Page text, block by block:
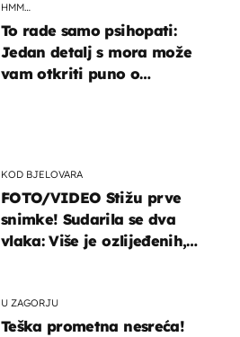
KOD BJELOVARA
FOTO/VIDEO Stižu prve
snimke! Sudarila se dva
vlaka: Više je ozlijeđenih,
U ZAGORJU
Teška prometna nesreća!
HMM…
To rade samo psihopati:
Jedan detalj s mora može
vam otkriti puno o